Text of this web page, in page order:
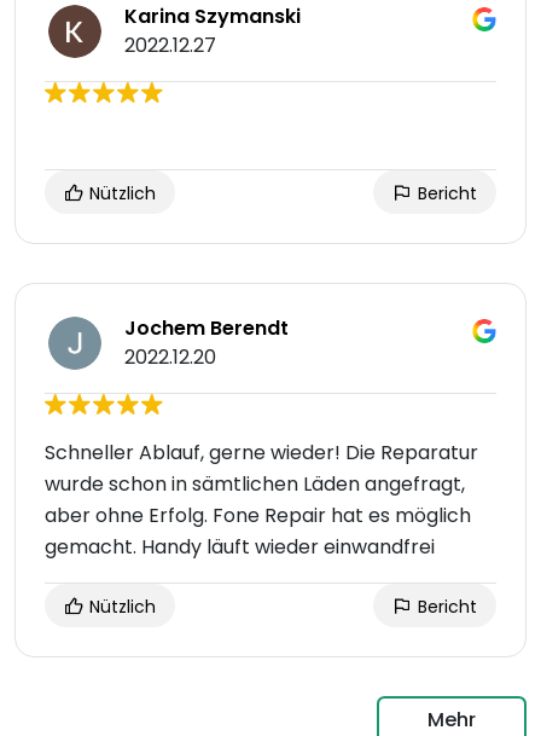
Karina Szymanski
2022.12.27
Nützlich Bericht
Jochem Berendt
2022.12.20
Schneller Ablauf, gerne wieder! Die Reparatur
wurde schon in sämtlichen Läden angefragt,
aber ohne Erfolg. Fone Repair hat es möglich
gemacht. Handy läuft wieder einwandfrei
Nützlich Bericht
Mehr